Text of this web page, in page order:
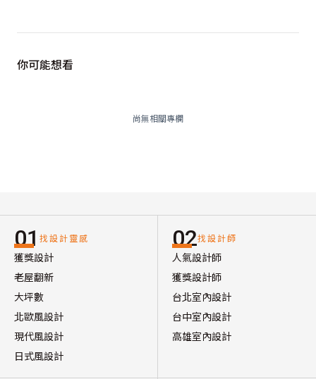
你可能想看
尚無相關專欄
01 找設計靈感
獲獎設計
老屋翻新
大坪數
北歐風設計
現代風設計
日式風設計
02找設計師
人氣設計師
獲獎設計師
台北室內設計
台中室內設計
高雄室內設計